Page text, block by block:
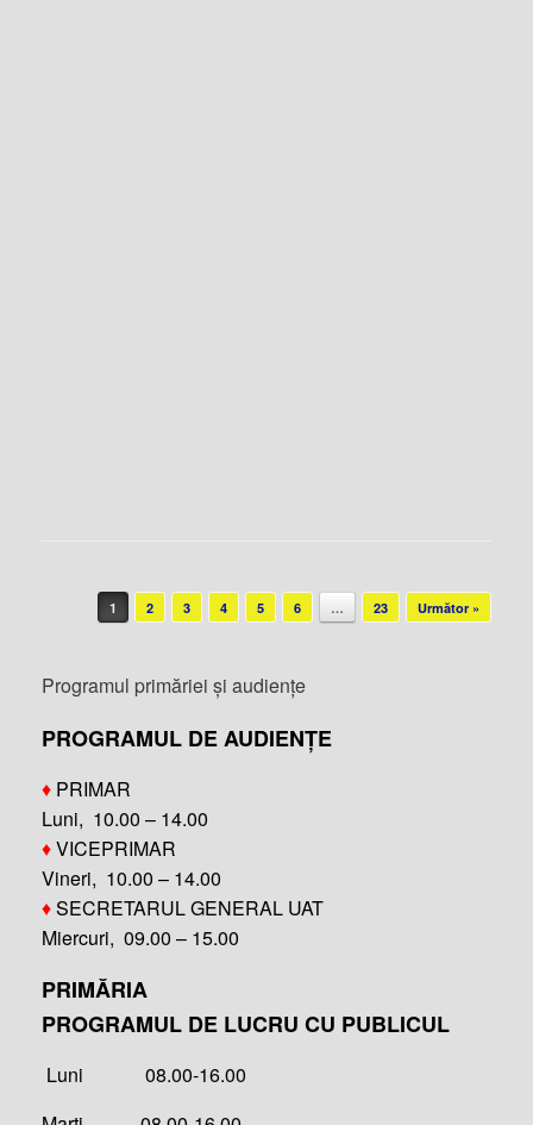
Post navigation
1 2 3 4 5 6 … 23 Următor »
Programul primăriei și audiențe
PROGRAMUL DE AUDIENȚE
♦ PRIMAR
Luni, 10.00 – 14.00
♦VICEPRIMAR
Vineri, 10.00 – 14.00
♦SECRETARUL GENERAL UAT
Miercuri, 09.00 – 15.00
PRIMĂRIA
PROGRAMUL DE LUCRU CU PUBLICUL
Luni 08.00-16.00